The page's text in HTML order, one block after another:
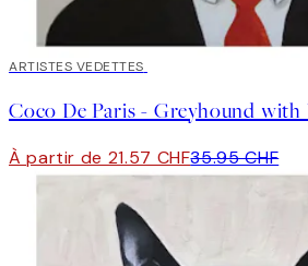
40%*
ARTISTES VEDETTES
Coco De Paris - Greyhound
À partir de 21.57 CHF35.95 CHF